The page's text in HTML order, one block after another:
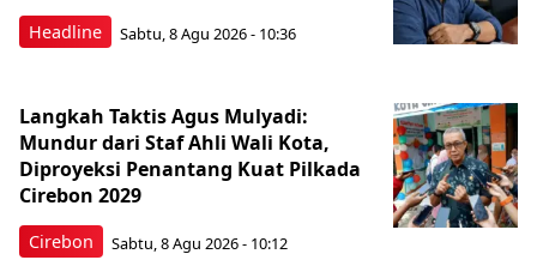
Headline Sabtu, 8 Agu 2026 - 10:36
Cirebon
Langkah Taktis Agus Mulyadi:
Mundur dari Staf Ahli Wali Kota,
Diproyeksi Penantang Kuat Pilkada
Cirebon 2029
Sabtu, 8 Agu 2026 - 10:12